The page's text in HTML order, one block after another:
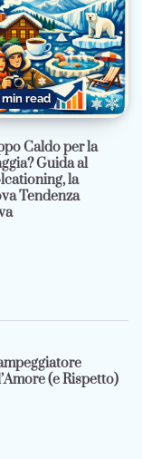
min read
Caldo per la
Guida al
la
Tendenza
(e Rispetto)